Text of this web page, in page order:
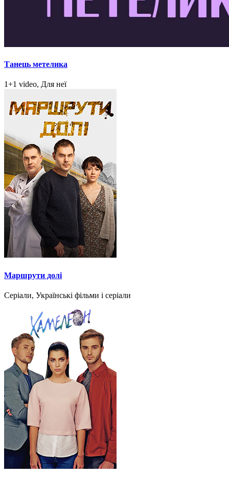
Танець метелика
1+1 video, Для неї
Маршрути долі
Серіали, Українські фільми і серіали